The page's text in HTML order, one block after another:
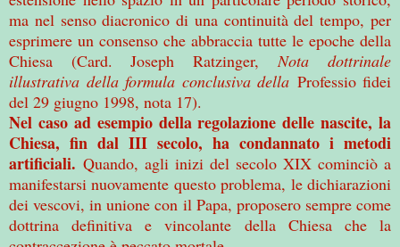
ma nel senso diacronico di una continuità del tempo, per
esprimere un consenso che abbraccia tutte le epoche della
Chiesa (Card. Joseph Ratzinger,
Nota dottrinale
illustrativa della formula conclusiva della Professio fidei
del 29 giugno 1998, nota 17).
Nel caso ad esempio della regolazione delle nascite, la
Chiesa, fin dal III secolo, ha condannato i metodi
artificiali. Quando, agli inizi del secolo XIX cominciò a
manifestarsi nuovamente questo problema, le dichiarazioni
dei vescovi, in unione con il Papa, proposero sempre come
dottrina definitiva e vincolante della Chiesa che la